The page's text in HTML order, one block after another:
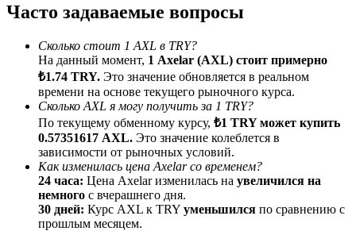
Реферал
Пригласите друга, чтобы получить денежные
вознаграждения
BTC Welcome Rewards
Часто задаваемые вопросы
Сколько стоит 1 AXL в TRY?
На данный момент, 1 Axelar (AXL) стоит примерно
₺1.74 TRY. Это значение обновляется в реальном
времени на основе текущего рыночного курса.
Сколько AXL я могу получить за 1 TRY?
По текущему обменному курсу, ₺1 TRY может купить
0.57351617 AXL. Это значение колеблется в
зависимости от рыночных условий.
Как изменилась цена Axelar со временем?
24 часа: Цена Axelar изменилась на увеличился на
немного с вчерашнего дня.
30 дней: Курс AXL к TRY уменьшился по сравнению с
прошлым месяцем.